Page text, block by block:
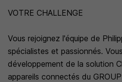
VOTRE CHALLENGE
Vous rejoignez l'équipe de
spécialistes et passionnés.
développement de la solution
appareils connectés du